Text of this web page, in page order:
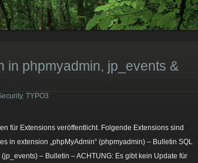
in phpmyadmin, jp_events &
, TYPO3
für Extensions veröffentlicht. Folgende Extensions sind
in extension „phpMyAdmin“ (phpmyadmin) – Bulletin SQL
(jp_events) – Bulletin – ACHTUNG: Es gibt kein Update für